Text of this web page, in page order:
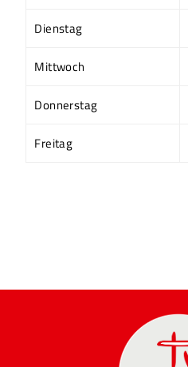
Dienstag
Mittwoch
Donnerstag
Freitag